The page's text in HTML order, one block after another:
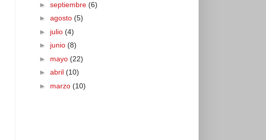
► septiembre (6)
► agosto (5)
► julio (4)
► junio (8)
► mayo (22)
► abril (10)
► marzo (10)